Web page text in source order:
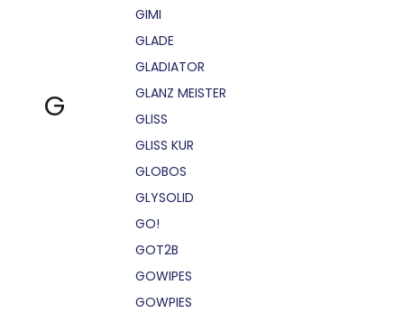
G
GIMI
GLADE
GLADIATOR
GLANZ MEISTER
GLISS
GLISS KUR
GLOBOS
GLYSOLID
GO!
GOT2B
GOWIPES
GOWPIES